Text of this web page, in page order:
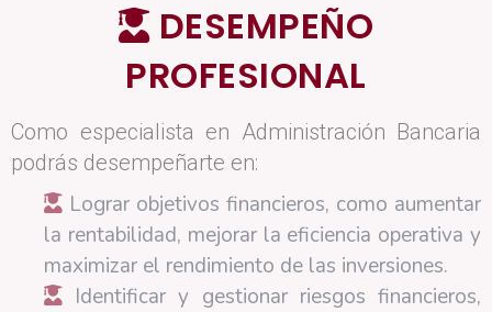
DESEMPEÑO
PROFESIONAL
Como especialista en Administración Bancaria
podrás desempeñarte en:
Lograr objetivos financieros, como aumentar
la rentabilidad, mejorar la eficiencia operativa y
maximizar el rendimiento de las inversiones.
Identificar y gestionar riesgos financieros,